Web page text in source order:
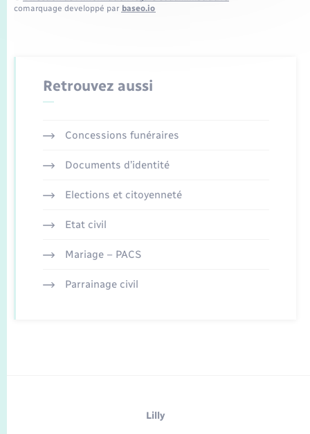
comarquage developpé par baseo.io
Retrouvez aussi
Concessions funéraires
Documents d’identité
Elections et citoyenneté
Etat civil
Mariage – PACS
Parrainage civil
Lilly